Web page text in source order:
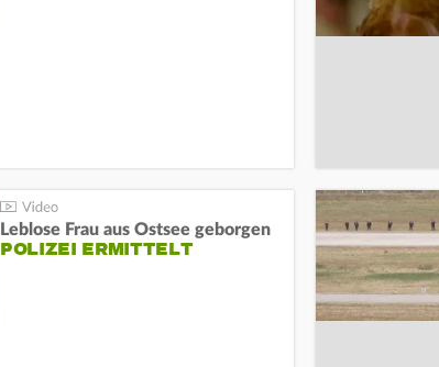
Leblose Frau aus Ostsee geborgen
POLIZEI ERMITTELT